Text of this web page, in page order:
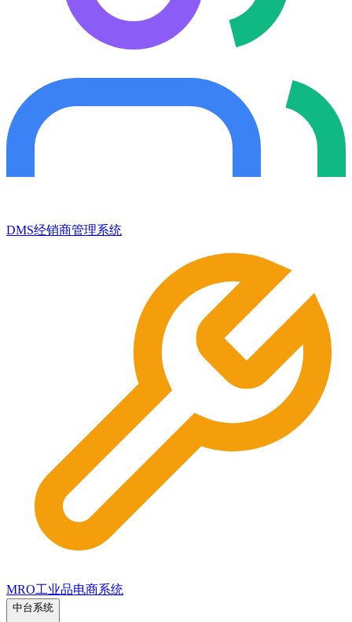
DMS经销商管理系统
MRO工业品电商系统
中台系统